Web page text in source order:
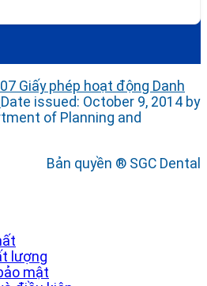
Giấy phép hoạt động Danh
Date issued: October 9, 2014 by
of Planning and
Bản quyền ® SGC Dental
lượng
mật